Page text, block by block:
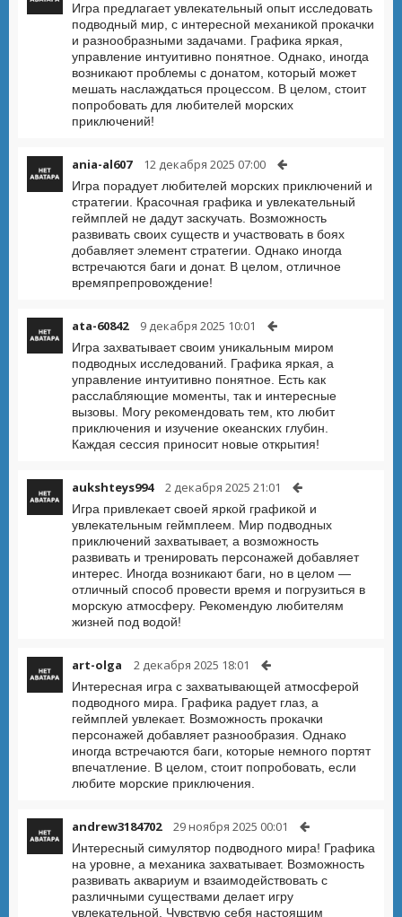
Игра предлагает увлекательный опыт исследовать
подводный мир, с интересной механикой прокачки
и разнообразными задачами. Графика яркая,
управление интуитивно понятное. Однако, иногда
возникают проблемы с донатом, который может
мешать наслаждаться процессом. В целом, стоит
попробовать для любителей морских
приключений!
ania-al607 12 декабря 2025 07:00
Игра порадует любителей морских приключений и
стратегии. Красочная графика и увлекательный
геймплей не дадут заскучать. Возможность
развивать своих существ и участвовать в боях
добавляет элемент стратегии. Однако иногда
встречаются баги и донат. В целом, отличное
времяпрепровождение!
ata-60842 9 декабря 2025 10:01
Игра захватывает своим уникальным миром
подводных исследований. Графика яркая, а
управление интуитивно понятное. Есть как
расслабляющие моменты, так и интересные
вызовы. Могу рекомендовать тем, кто любит
приключения и изучение океанских глубин.
Каждая сессия приносит новые открытия!
aukshteys994 2 декабря 2025 21:01
Игра привлекает своей яркой графикой и
увлекательным геймплеем. Мир подводных
приключений захватывает, а возможность
развивать и тренировать персонажей добавляет
интерес. Иногда возникают баги, но в целом —
отличный способ провести время и погрузиться в
морскую атмосферу. Рекомендую любителям
жизней под водой!
art-olga 2 декабря 2025 18:01
Интересная игра с захватывающей атмосферой
подводного мира. Графика радует глаз, а
геймплей увлекает. Возможность прокачки
персонажей добавляет разнообразия. Однако
иногда встречаются баги, которые немного портят
впечатление. В целом, стоит попробовать, если
любите морские приключения.
andrew3184702 29 ноября 2025 00:01
Интересный симулятор подводного мира! Графика
на уровне, а механика захватывает. Возможность
развивать аквариум и взаимодействовать с
различными существами делает игру
увлекательной. Чувствую себя настоящим